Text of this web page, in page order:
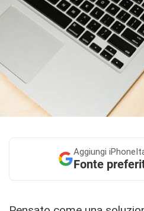
Aggiungi
Fonte